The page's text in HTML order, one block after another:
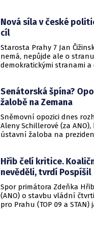
Nová síla v české
cíl
Starosta Prahy 7 Jan
nemá, nepůjde ale o
demokratickými stranami
Senátorská špína?
žalobě na Zemana
Sněmovní opozici dnes
Aleny Schillerové (za
ústavní žaloba na
Hřib čelí kritice.
nevěděli, tvrdí Pospíšil
Spor primátora Zdeňka
(ANO) o stavbu vládní
pro Prahu (TOP 09 a